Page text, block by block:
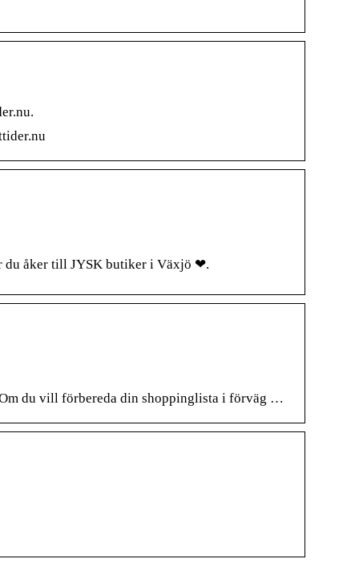
du åker till JYSK butiker i Växjö ❤.
du vill förbereda din shoppinglista i förväg …